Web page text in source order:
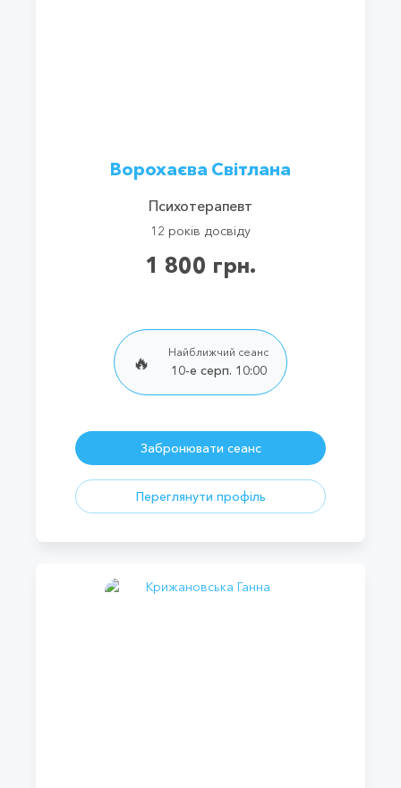
Ворохаєва Світлана
Психотерапевт
12 років досвіду
1 800 грн.
🔥
Найближчий сеанс
10-е серп. 10:00
Забронювати сеанс
Переглянути профіль